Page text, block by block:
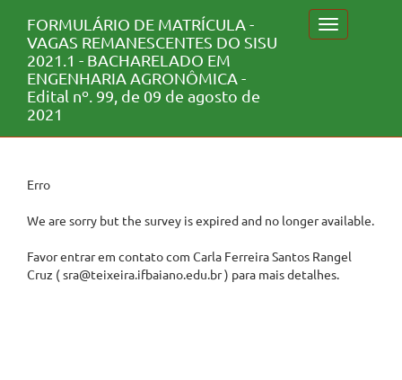
Toggle
navigation
FORMULÁRIO DE MATRÍCULA -
VAGAS REMANESCENTES DO SISU
2021.1 - BACHARELADO EM
ENGENHARIA AGRONÔMICA -
Edital nº. 99, de 09 de agosto de
2021
Erro
We are sorry but the survey is expired and no longer available.
Favor entrar em contato com Carla Ferreira Santos Rangel
Cruz ( sra@teixeira.ifbaiano.edu.br ) para mais detalhes.